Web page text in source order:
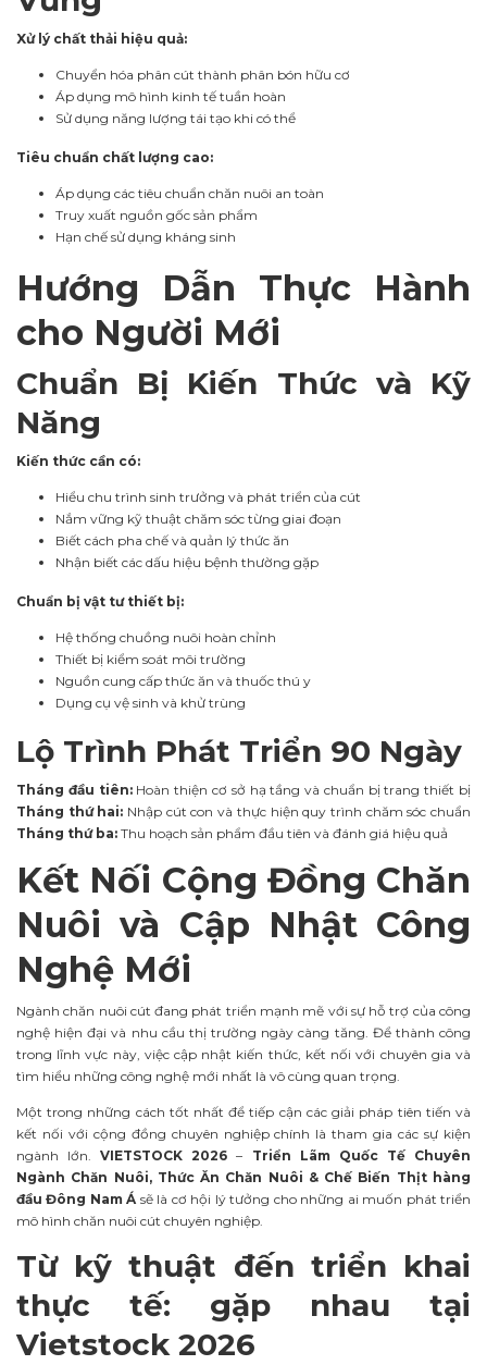
Xử lý chất thải hiệu quả:
Chuyển hóa phân cút thành phân bón hữu cơ
Áp dụng mô hình kinh tế tuần hoàn
Sử dụng năng lượng tái tạo khi có thể
Tiêu chuẩn chất lượng cao:
Áp dụng các tiêu chuẩn chăn nuôi an toàn
Truy xuất nguồn gốc sản phẩm
Hạn chế sử dụng kháng sinh
Hướng Dẫn Thực Hành
cho Người Mới
Chuẩn Bị Kiến Thức và Kỹ
Năng
Kiến thức cần có:
Hiểu chu trình sinh trưởng và phát triển của cút
Nắm vững kỹ thuật chăm sóc từng giai đoạn
Biết cách pha chế và quản lý thức ăn
Nhận biết các dấu hiệu bệnh thường gặp
Chuẩn bị vật tư thiết bị:
Hệ thống chuồng nuôi hoàn chỉnh
Thiết bị kiểm soát môi trường
Nguồn cung cấp thức ăn và thuốc thú y
Dụng cụ vệ sinh và khử trùng
Lộ Trình Phát Triển 90 Ngày
Tháng đầu tiên:Hoàn thiện cơ sở hạ tầng và chuẩn bị trang thiết bị
Tháng thứ hai: Nhập cút con và thực hiện quy trình chăm sóc chuẩn
Tháng thứ ba: Thu hoạch sản phẩm đầu tiên và đánh giá hiệu quả
Kết Nối Cộng Đồng Chăn
Nuôi và Cập Nhật Công
Nghệ Mới
Ngành chăn nuôi cút đang phát triển mạnh mẽ với sự hỗ trợ của công
nghệ hiện đại và nhu cầu thị trường ngày càng tăng. Để thành công
trong lĩnh vực này, việc cập nhật kiến thức, kết nối với chuyên gia và
tìm hiểu những công nghệ mới nhất là vô cùng quan trọng.
Một trong những cách tốt nhất để tiếp cận các giải pháp tiên tiến và
kết nối với cộng đồng chuyên nghiệp chính là tham gia các sự kiện
ngành lớn.VIETSTOCK 2026– Triển Lãm Quốc Tế Chuyên
Ngành Chăn Nuôi, Thức Ăn Chăn Nuôi & Chế Biến Thịt hàng
đầu Đông Nam Ásẽ là cơ hội lý tưởng cho những ai muốn phát triển
mô hình chăn nuôi cút chuyên nghiệp.
Từ kỹ thuật đến triển khai
thực tế: gặp nhau tại
Vietstock 2026